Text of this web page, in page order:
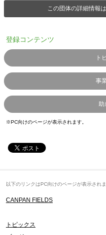
この団体の詳細情報
登録コンテンツ
ト
事
助
※PC向けのページが表示されます。
以下のリンクはPC向けのページが表示されま
CANPAN FIELDS
トピックス